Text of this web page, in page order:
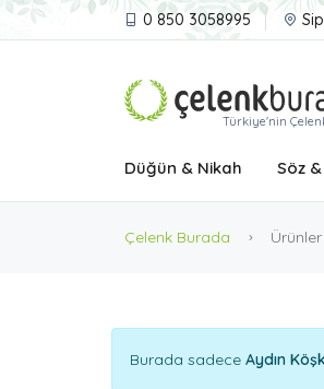
0 850 3058995
Türkiye'nin
Düğün & Nikah Söz
Çelenk Burada Ürünler
Burada sadece Aydın Köşk